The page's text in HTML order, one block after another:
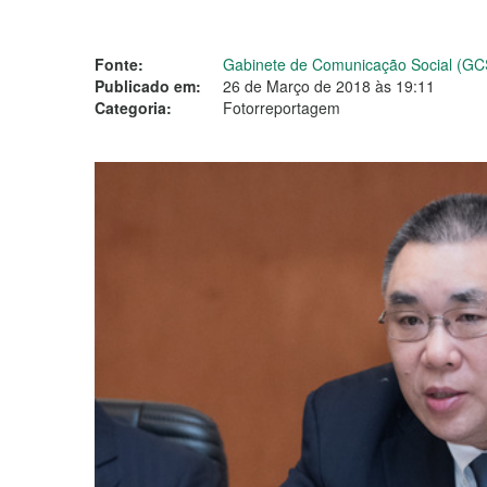
Fonte:
Gabinete de Comunicação Social
Publicado em:
26 de Março de 2018 às 19:11
Categoria:
Fotorreportagem